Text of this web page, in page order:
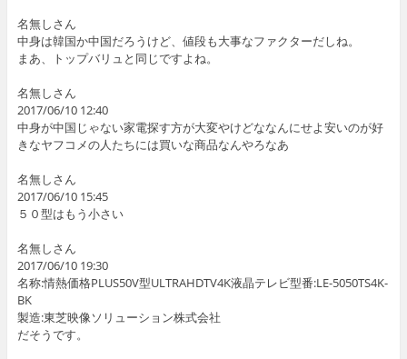
名無しさん
中身は韓国か中国だろうけど、値段も大事なファクターだしね。
まあ、トップバリュと同じですよね。
名無しさん
2017/06/10 12:40
中身が中国じゃない家電探す方が大変やけどななんにせよ安いのが好
きなヤフコメの人たちには買いな商品なんやろなあ
名無しさん
2017/06/10 15:45
５０型はもう小さい
名無しさん
2017/06/10 19:30
名称:情熱価格PLUS50V型ULTRAHDTV4K液晶テレビ型番:LE-5050TS4K-
BK
製造:東芝映像ソリューション株式会社
だそうです。